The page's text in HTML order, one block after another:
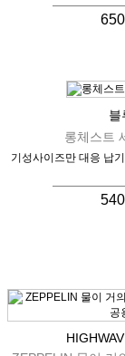
블
롱체스트
기성사이즈만 대응 납